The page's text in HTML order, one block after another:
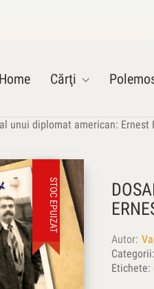
Home Cărţi
unui diplomat american: Ernest
STOC EPUIZAT
Autor
Categorii:
Etichete: